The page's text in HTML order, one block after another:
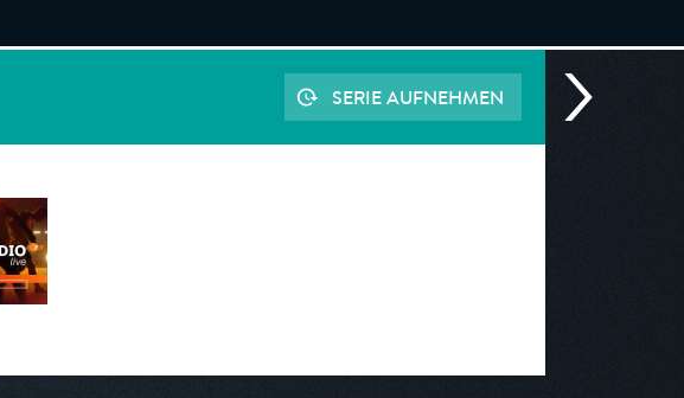
SERIE AUFNEHMEN